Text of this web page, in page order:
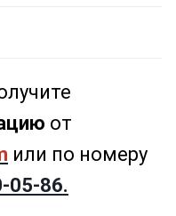
от
или по номеру
05-86.